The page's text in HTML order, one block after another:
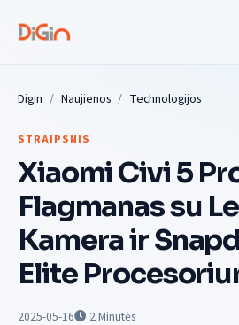
Digin Naujienos Technologijos
STRAIPSNIS
Xiaomi Civi 5
Flagmanas su
Kamera ir
Elite
2025-05-16 2Minutės